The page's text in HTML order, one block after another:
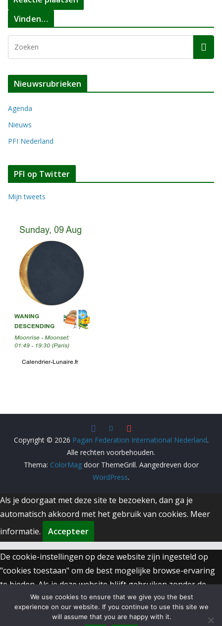
Vinden…
Nieuwsrubrieken
Agenda
Nieuws
PFI Nederland
PFI op Twitter
Mijn tweets
Copyright © 2026 Pagan Federation International Nederland.
Alle rechten voorbehouden.
Thema: ColorMagdoor ThemeGrill. Aangedreven door
WordPress.
We use cookies to ensure that we give you the best
experience on our website. If you continue to use this site we
will assume that you are happy with it.
Als je doorgaat met deze site te bezoeken, dan ga je
automatisch akkoord met het gebruik van cookies. Meer
informatie.
Accepteer
De cookie-instellingen op deze website zijn ingesteld op
"cookies toestaan" om de best mogelijke browse-ervaring
te bieden. Als je deze website blijft gebruiken zonder de
cookie-instellingen aan te passen of als je hieronder op
"Accepteren" klikt, ga je hiermee akkoord.